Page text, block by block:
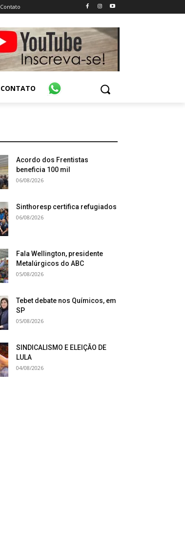
Contato
CONTATO
Acordo dos Frentistas
beneficia 100 mil
06/08/2026
Sinthoresp certifica refugiados
06/08/2026
Fala Wellington, presidente
Metalúrgicos do ABC
05/08/2026
Tebet debate nos Químicos, em
SP
05/08/2026
SINDICALISMO E ELEIÇÃO DE
LULA
04/08/2026